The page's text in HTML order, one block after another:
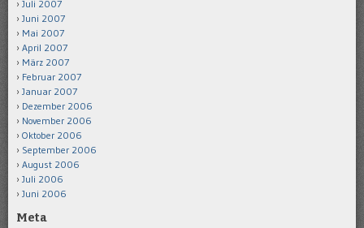
Juli 2007
Juni 2007
Mai 2007
April 2007
März 2007
Februar 2007
Januar 2007
Dezember 2006
November 2006
Oktober 2006
September 2006
August 2006
Juli 2006
Juni 2006
Meta